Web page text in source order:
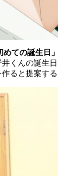
ての誕生日」
くんの誕生
ると提案する